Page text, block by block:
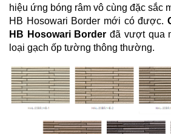
hiệu ứng bóng râm vô cùng đặc sắc
HB Hosowari Border mới có được.
HB Hosowari Border đã vượt qua
loại gạch ốp tường thông thường.